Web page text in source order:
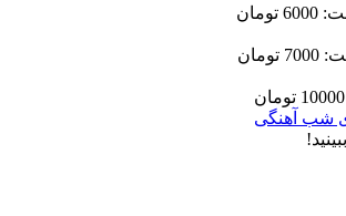
تومان
تومان
شب آهنگی